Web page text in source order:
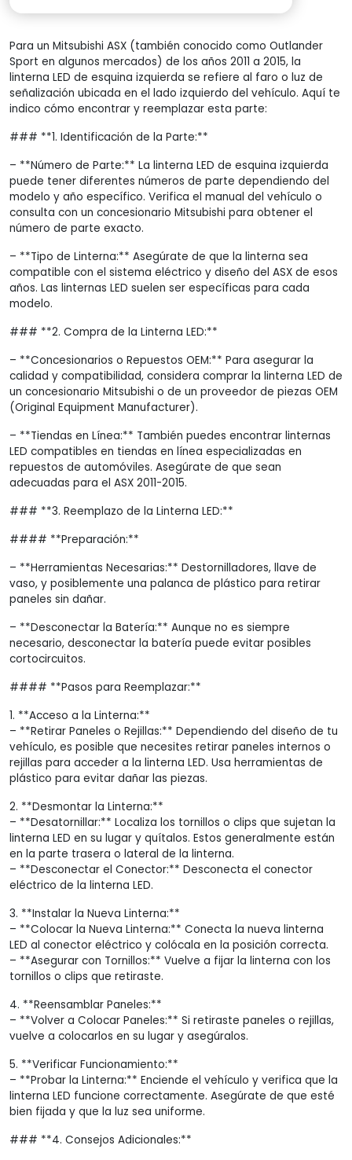
Para un Mitsubishi ASX (también conocido como Outlander
Sport en algunos mercados) de los años 2011 a 2015, la
linterna LED de esquina izquierda se refiere al faro o luz de
señalización ubicada en el lado izquierdo del vehículo. Aquí te
indico cómo encontrar y reemplazar esta parte:
### **1. Identificación de la Parte:**
– **Número de Parte:** La linterna LED de esquina izquierda
puede tener diferentes números de parte dependiendo del
modelo y año específico. Verifica el manual del vehículo o
consulta con un concesionario Mitsubishi para obtener el
número de parte exacto.
– **Tipo de Linterna:** Asegúrate de que la linterna sea
compatible con el sistema eléctrico y diseño del ASX de esos
años. Las linternas LED suelen ser específicas para cada
modelo.
### **2. Compra de la Linterna LED:**
– **Concesionarios o Repuestos OEM:** Para asegurar la
calidad y compatibilidad, considera comprar la linterna LED de
un concesionario Mitsubishi o de un proveedor de piezas OEM
(Original Equipment Manufacturer).
– **Tiendas en Línea:** También puedes encontrar linternas
LED compatibles en tiendas en línea especializadas en
repuestos de automóviles. Asegúrate de que sean
adecuadas para el ASX 2011-2015.
### **3. Reemplazo de la Linterna LED:**
#### **Preparación:**
– **Herramientas Necesarias:** Destornilladores, llave de
vaso, y posiblemente una palanca de plástico para retirar
paneles sin dañar.
– **Desconectar la Batería:** Aunque no es siempre
necesario, desconectar la batería puede evitar posibles
cortocircuitos.
#### **Pasos para Reemplazar:**
1. **Acceso a la Linterna:**
– **Retirar Paneles o Rejillas:** Dependiendo del diseño de tu
vehículo, es posible que necesites retirar paneles internos o
rejillas para acceder a la linterna LED. Usa herramientas de
plástico para evitar dañar las piezas.
2. **Desmontar la Linterna:**
– **Desatornillar:** Localiza los tornillos o clips que sujetan la
linterna LED en su lugar y quítalos. Estos generalmente están
en la parte trasera o lateral de la linterna.
– **Desconectar el Conector:** Desconecta el conector
eléctrico de la linterna LED.
3. **Instalar la Nueva Linterna:**
– **Colocar la Nueva Linterna:** Conecta la nueva linterna
LED al conector eléctrico y colócala en la posición correcta.
– **Asegurar con Tornillos:** Vuelve a fijar la linterna con los
tornillos o clips que retiraste.
4. **Reensamblar Paneles:**
– **Volver a Colocar Paneles:** Si retiraste paneles o rejillas,
vuelve a colocarlos en su lugar y asegúralos.
5. **Verificar Funcionamiento:**
– **Probar la Linterna:** Enciende el vehículo y verifica que la
linterna LED funcione correctamente. Asegúrate de que esté
bien fijada y que la luz sea uniforme.
### **4. Consejos Adicionales:**